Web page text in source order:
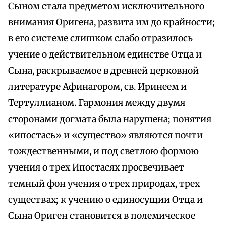
Сыном стала предметом исключительного
внимания Оригена, развита им до крайности;
в его системе слишком слабо отразилось
учение о действительном единстве Отца и
Сына, раскрываемое в древней церковной
литературе Афинагором, св. Иринеем и
Тертуллианом. Гармония между двумя
сторонами догмата была нарушена; понятия
«ипостась» и «существо» являются почти
тождественными, и под светлою формою
учения о трех Ипостасях просвечивает
темный фон учения о трех природах, трех
существах; к учению о единосущии Отца и
Сына Ориген становится в полемическое